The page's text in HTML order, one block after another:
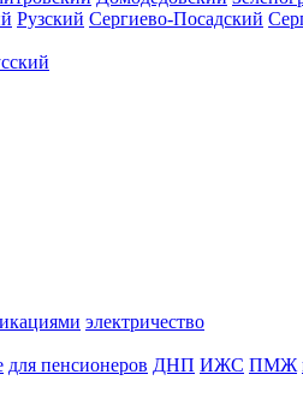
Рузский Сергиево-Посадский
электричество
для пенсионеров ДНП ИЖС ПМЖ